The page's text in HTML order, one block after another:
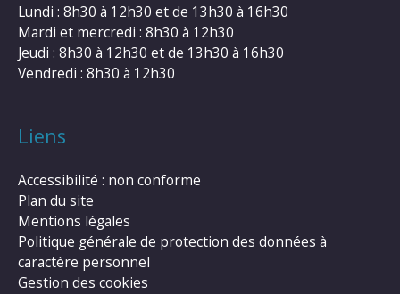
Lundi : 8h30 à 12h30 et de 13h30 à 16h30
Mardi et mercredi : 8h30 à 12h30
Jeudi : 8h30 à 12h30 et de 13h30 à 16h30
Vendredi : 8h30 à 12h30
Liens
Accessibilité : non conforme
Plan du site
Mentions légales
Politique générale de protection des données à
caractère personnel
Gestion des cookies